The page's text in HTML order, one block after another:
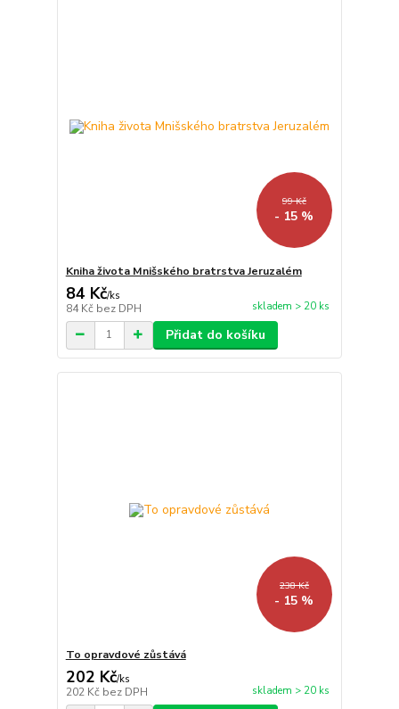
99 Kč
- 15 %
Kniha života Mnišského bratrstva Jeruzalém
84 Kč/ks
84 Kč bez DPH skladem > 20 ks
Přidat do košíku
238 Kč
- 15 %
To opravdové zůstává
202 Kč/ks
202 Kč bez DPH skladem > 20 ks